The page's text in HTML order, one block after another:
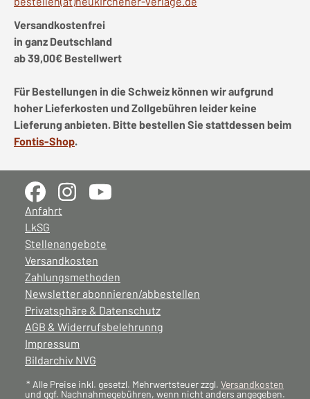
Versandkostenfrei
in ganz Deutschland
ab 39,00€ Bestellwert
Für Bestellungen in die Schweiz können wir aufgrund
hoher Lieferkosten und Zollgebühren leider keine
Lieferung anbieten. Bitte bestellen Sie stattdessen beim
Fontis-Shop.
Anfahrt
LkSG
Stellenangebote
Versandkosten
Zahlungsmethoden
Newsletter abonnieren/abbestellen
Privatsphäre & Datenschutz
AGB & Widerrufsbelehrunng
Impressum
Bildarchiv NVG
* Alle Preise inkl. gesetzl. Mehrwertsteuer zzgl. Versandkosten
und ggf. Nachnahmegebühren, wenn nicht anders angegeben.